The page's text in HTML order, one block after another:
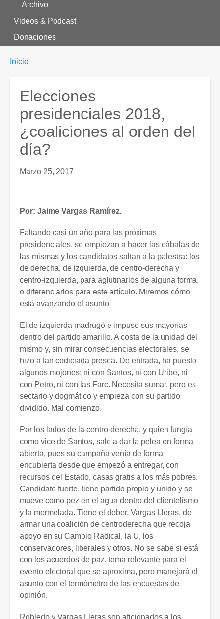
Archivo
Videos & Podcast
Donaciones
Enlaces
ayuda
navegación
You
Inicio
Elecciones
presidenciales 2018,
¿coaliciones al orden del
día?
Marzo 25, 2017
Por: Jaime Vargas Ramírez.
Faltando casi un año para las próximas
presidenciales, se empiezan a hacer las cábalas de
las mismas y los candidatos saltan a la palestra: los
de derecha, de izquierda, de centro-derecha y
centro-izquierda, para aglutinarlos de alguna forma,
o diferenciarlos para este artículo. Miremos cómo
está avanzando el asunto.
El de izquierda madrugó e impuso sus mayorías
dentro del partido amarillo. A costa de la unidad del
mismo y, sin mirar consecuencias electorales, se
hizo a tan codiciada presea. De entrada, ha puesto
algunos mojones: ni con Santos, ni con Uribe, ni
con Petro, ni con las Farc. Necesita sumar, pero es
sectario y dogmático y empieza con su partido
dividido. Mal comienzo.
Por los lados de la centro-derecha, y quien fungía
como vice de Santos, sale a dar la pelea en forma
abierta, pues su campaña venía de forma
encubierta desde que empezó a entregar, con
recursos del Estado, casas gratis a los más pobres.
Candidato fuerte, tiene partido propio y unido y se
mueve como pez en el agua dentro del clientelismo
y la mermelada. Tiene el deber, Vargas Lleras, de
armar una coalición de centroderecha que recoja
apoyo en su Cambio Radical, la U, los
conservadores, liberales y otros. No se sabe si está
con los acuerdos de paz, tema relevante para el
evento electoral que se aproxima, pero manejará el
asunto con el termómetro de las encuestas de
opinión.
Robledo y Vargas Lleras son aficionados a los